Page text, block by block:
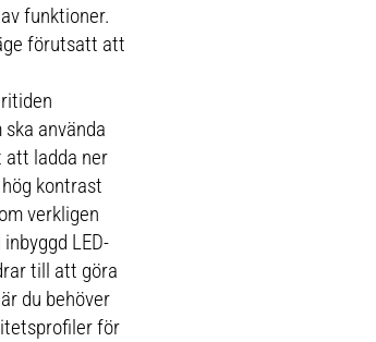
funktioner.
förutsatt att
använda
att ladda ner
kontrast
verkligen
LED-
till att göra
du behöver
för